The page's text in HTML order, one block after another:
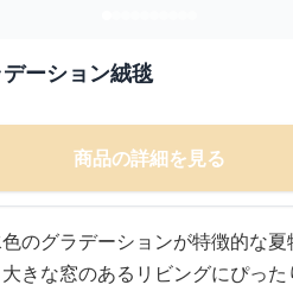
ーション絨毯
商品の詳細を見る
のグラデーションが特徴的な夏
きな窓のあるリビングにぴっ